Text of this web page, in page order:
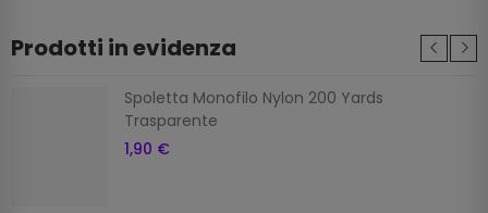
Prodotti in evidenza
Spoletta Monofilo Nylon 200 Yards
Trasparente
1,90 €